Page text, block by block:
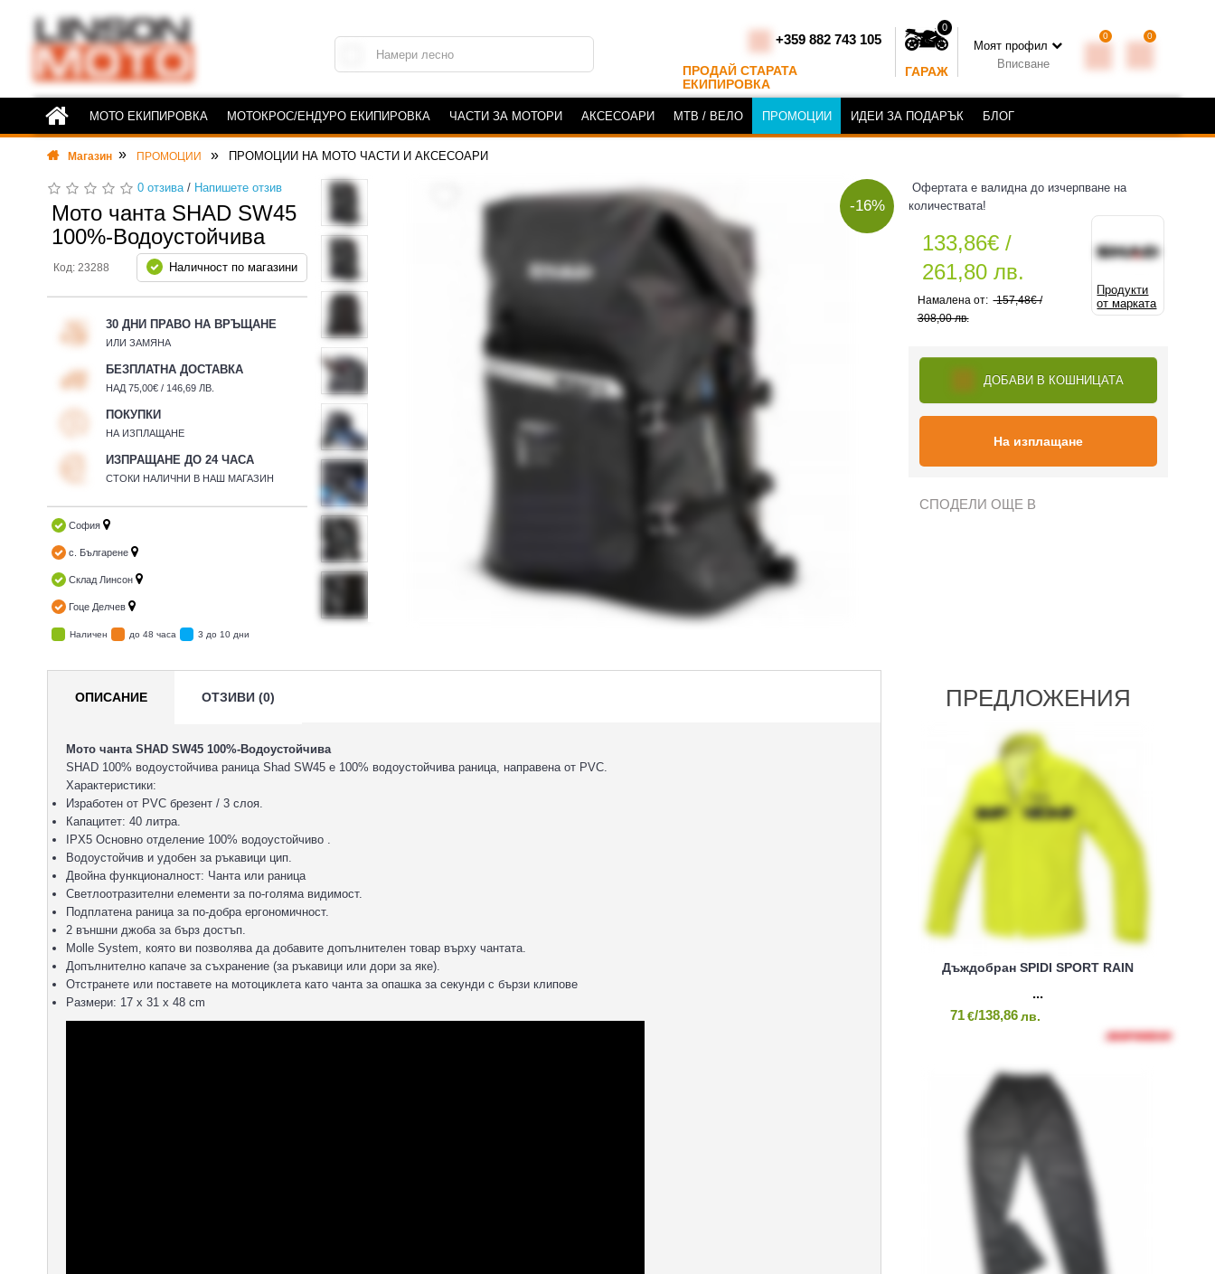
+359 882 743 105
ПРОДАЙ СТАРАТА
ЕКИПИРОВКА
0
ГАРАЖ
Моят профил
Вписване
0 0
МОТО ЕКИПИРОВКА МОТОКРОС/ЕНДУРО ЕКИПИРОВКА ЧАСТИ ЗА МОТОРИ АКСЕСОАРИ MTB / ВЕЛО ПРОМОЦИИ ИДЕИ ЗА ПОДАРЪК БЛОГ
Магазин ПРОМОЦИИ ПРОМОЦИИ НА МОТО ЧАСТИ И АКСЕСОАРИ
0 отзива/ Напишете отзив
Мото чанта SHAD SW45
100%-Водоустойчива
Код: 23288 Наличност по магазини
30 ДНИ ПРАВО НА ВРЪЩАНЕ
ИЛИ ЗАМЯНА
БЕЗПЛАТНА ДОСТАВКА
НАД 75,00€ / 146,69 ЛВ.
ПОКУПКИ
НА ИЗПЛАЩАНЕ
ИЗПРАЩАНЕ ДО 24 ЧАСА
СТОКИ НАЛИЧНИ В НАШ МАГАЗИН
София
с. Българене
Склад Линсон
Гоце Делчев
Наличен до 48 часа 3 до 10 дни
-16%
Офертата е валидна до изчерпване на
количествата!
Продукти
от марката
133,86€ /
261,80 лв.
157,48€ /
308,00 лв.
ДОБАВИ В КОШНИЦАТА
На изплащане
СПОДЕЛИ ОЩЕ В
ОПИСАНИЕ ОТЗИВИ (0)
Мото чанта SHAD SW45 100%-Водоустойчива
SHAD 100% водоустойчива раница Shad SW45 е 100% водоустойчива раница, направена от PVC.
Характеристики:
Изработен от PVC брезент / 3 слоя.
Капацитет: 40 литра.
IPX5 Основно отделение 100% водоустойчиво .
Водоустойчив и удобен за ръкавици цип.
Двойна функционалност: Чанта или раница
Светлоотразителни елементи за по-голяма видимост.
Подплатена раница за по-добра ергономичност.
2 външни джоба за бърз достъп.
Molle System, която ви позволява да добавите допълнителен товар върху чантата.
Допълнително капаче за съхранение (за ръкавици или дори за яке).
Отстранете или поставете на мотоциклета като чанта за опашка за секунди с бързи клипове
Размери: 17 x 31 x 48 cm
ПРЕДЛОЖЕНИЯ
Дъждобран SPIDI SPORT RAIN
71 €/138,86 лв.